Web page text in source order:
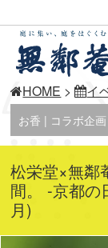
HOME > イ
お香 | コラボ企画
松栄堂×無
間。 -京都の
月)